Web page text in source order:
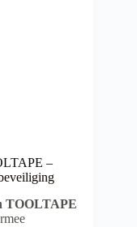
–
TOOLTAPE